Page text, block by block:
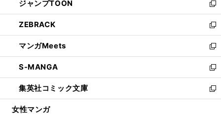
く
で
開
く
ド
ウ
で
開
く
ィ
ン
ド
ウ
で
開
く
い
ウ
ィ
ン
ド
ウ
で
開
く
ジャンプTOON
新
し
い
ウ
ィ
ン
ド
ウ
で
開
ZEBRACK
新
し
い
ウ
ィ
ン
ド
ウ
マンガMeets
新
し
い
ウ
ィ
ン
S-MANGA
新
し
い
ウ
集英社コミック文庫
新
し
女性マンガ